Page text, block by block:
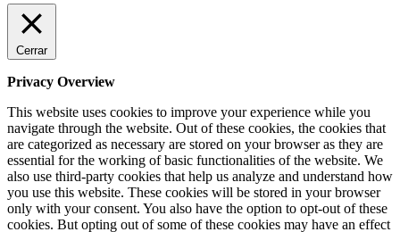
Cerrar
Privacy Overview
This website uses cookies to improve your experience while you
navigate through the website. Out of these cookies, the cookies that
are categorized as necessary are stored on your browser as they are
essential for the working of basic functionalities of the website. We
also use third-party cookies that help us analyze and understand how
you use this website. These cookies will be stored in your browser
only with your consent. You also have the option to opt-out of these
cookies. But opting out of some of these cookies may have an effect